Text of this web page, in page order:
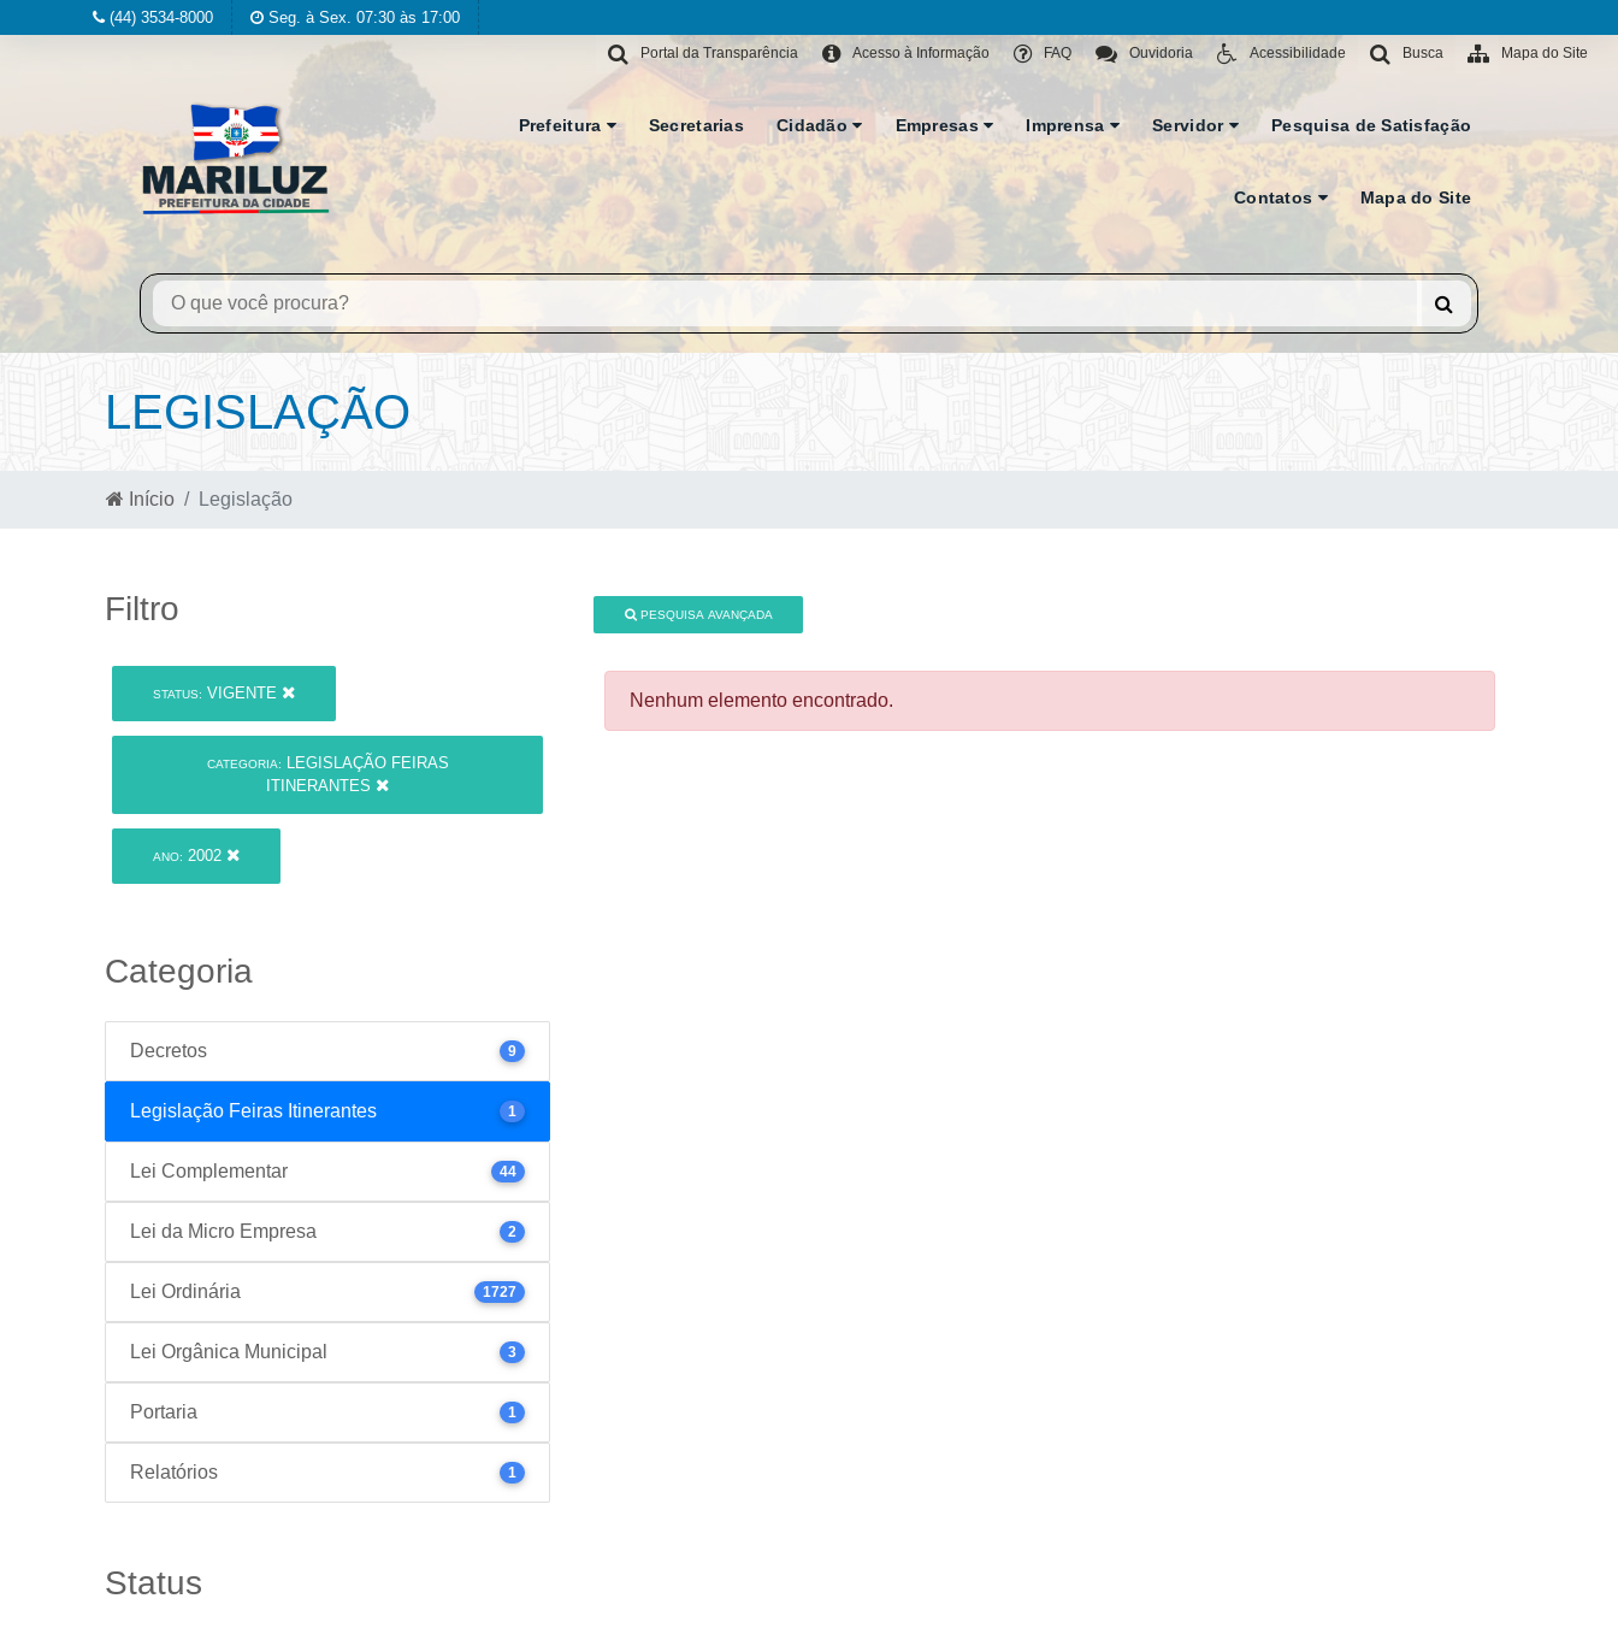
(44) 3534-8000 Seg. à Sex. 07:30 às 17:00
Mapa do Site
Busca
Acessibilidade
Ouvidoria
FAQ
Acesso à Informação
Portal da Transparência
Prefeitura Secretarias Cidadão Empresas Imprensa Servidor Pesquisa de Satisfação
Contatos Mapa do Site
LEGISLAÇÃO
Início Legislação
Filtro
STATUS: VIGENTE
CATEGORIA:
LEGISLAÇÃO FEIRAS
ITINERANTES
ANO: 2002
Categoria
Decretos 9
Legislação Feiras Itinerantes 1
Lei Complementar 44
Lei da Micro Empresa 2
Lei Ordinária 1727
Lei Orgânica Municipal 3
Portaria 1
Relatórios 1
Status
PESQUISA AVANÇADA
Nenhum elemento encontrado.